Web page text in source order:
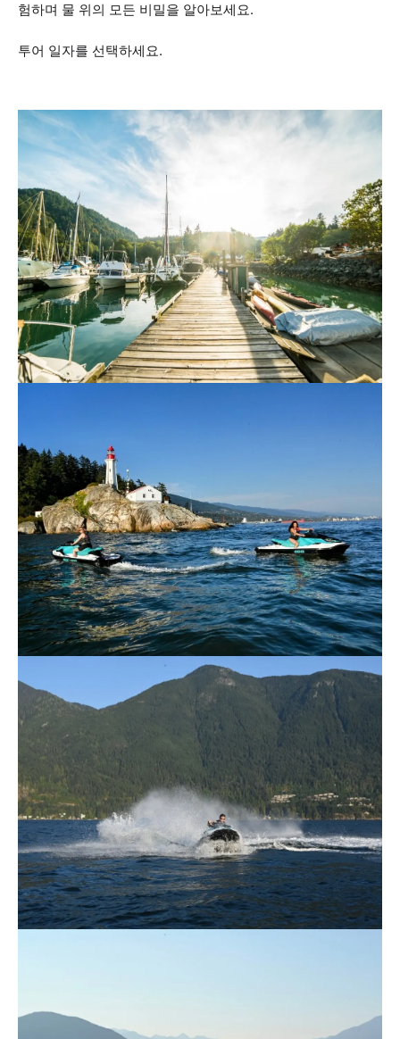
험하며 물 위의 모든 비밀을 알아보세요.
투어 일자를 선택하세요.